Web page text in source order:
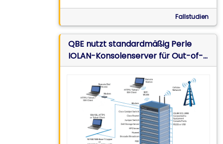
Fallstudien
QBE nutzt standardmäßig Perle
IOLAN-Konsolenserver für Out-of-
Band-Management